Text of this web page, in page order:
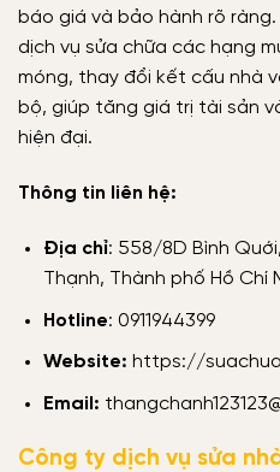
báo giá và bảo hành rõ
dịch vụ sửa chữa các hạng
móng, thay đổi kết cấu nhà
bộ, giúp tăng giá trị tài sản
hiện đại.
Thông tin liên hệ:
Địa chỉ: 558/8D Bình
Thạnh, Thành phố Hồ Chí
Hotline: 0911944399
Website: https://
Email:
Công ty dịch vụ sửa